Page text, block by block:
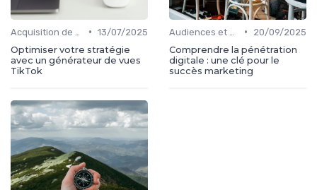
• 13/07/2025
Optimiser votre stratégie
avec un générateur de vues
TikTok
•
20/09/2025
Comprendre la pénétration
digitale : une clé pour le
succès marketing